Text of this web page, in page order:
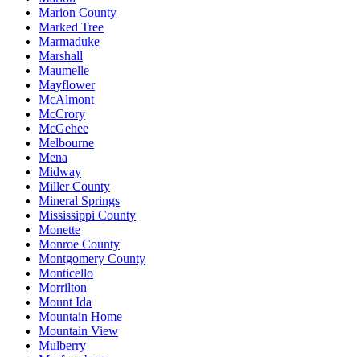
Marion County
Marked Tree
Marmaduke
Marshall
Maumelle
Mayflower
McAlmont
McCrory
McGehee
Melbourne
Mena
Midway
Miller County
Mineral Springs
Mississippi County
Monette
Monroe County
Montgomery County
Monticello
Morrilton
Mount Ida
Mountain Home
Mountain View
Mulberry